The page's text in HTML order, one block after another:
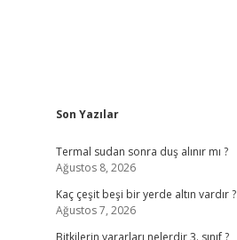
Sidebar
Son Yazılar
Termal sudan sonra duş alınır mı ?
Ağustos 8, 2026
Kaç çeşit beşi bir yerde altın vardır ?
Ağustos 7, 2026
Bitkilerin yararları nelerdir 3. sınıf ?